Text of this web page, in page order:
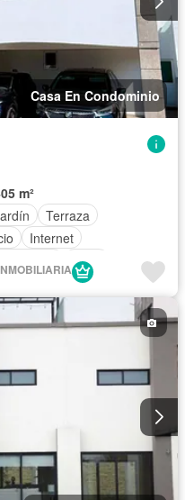
Casa En Condominio
m²
Terraza
Internet
Agua
Gas natural
de vigilancia